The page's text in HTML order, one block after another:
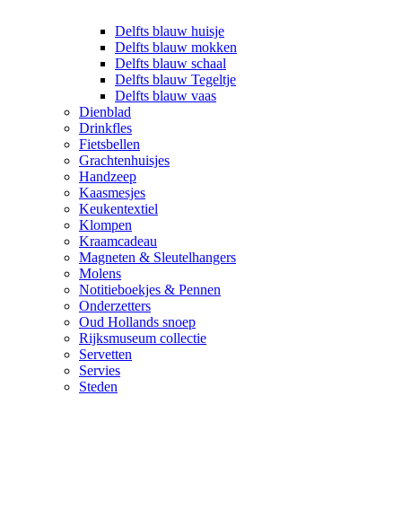
Delfts blauw huisje
Delfts blauw mokken
Delfts blauw schaal
Delfts blauw Tegeltje
Delfts blauw vaas
Dienblad
Drinkfles
Fietsbellen
Grachtenhuisjes
Handzeep
Kaasmesjes
Keukentextiel
Klompen
Kraamcadeau
Magneten & Sleutelhangers
Molens
Notitieboekjes & Pennen
Onderzetters
Oud Hollands snoep
Rijksmuseum collectie
Servetten
Servies
Steden